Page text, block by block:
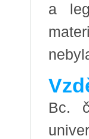
a
Bc.